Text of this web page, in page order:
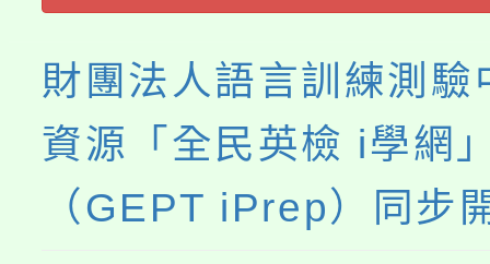
系所師生報名參加。
財團法人語言訓練測驗
資源「全民英檢 i學網
（GEPT iPrep）同步